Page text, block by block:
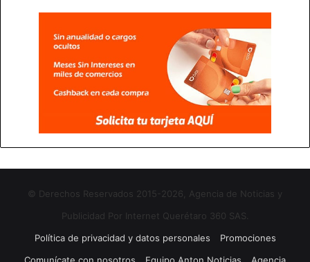
© Derechos Reservados 2015-2026, Agencia de Noticias y
Publicidad Por Internet Querétaro 360 SAS.
Política de privacidad y datos personales
Promociones